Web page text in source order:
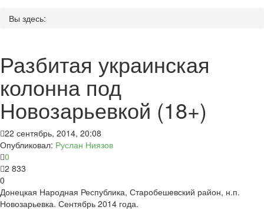
Вы здесь:
Разбитая украинская
колонна под
Новозарьевкой (18+)
22 сентябрь, 2014, 20:08
Опубликовал: Руслан Ниязов
0
2 833
0
Донецкая Народная Республика, Старобешевский район, н.п.
Новозарьевка. Сентябрь 2014 года.